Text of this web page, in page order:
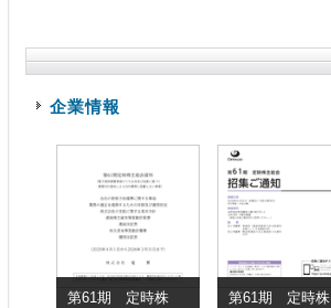
企業情報
第61期 定時株
第61期 定時株